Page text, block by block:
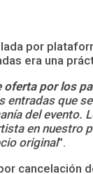
por
era una
por los
entradas que
del
en nuestro
original”.
cancelación